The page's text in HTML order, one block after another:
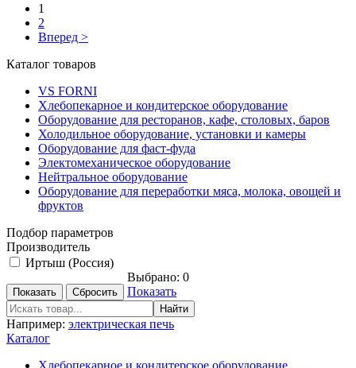
1
2
Вперед >
Каталог товаров
VS FORNI
Хлебопекарное и кондитерское оборудование
Оборудование для ресторанов, кафе, столовых, баров
Холодильное оборудование, установки и камеры
Оборудование для фаст-фуда
Электомеханическое оборудование
Нейтральное оборудование
Оборудование для переработки мяса, молока, овощей и
фруктов
Подбор параметров
Производитель
Иртыш (Россия)
Выбрано: 0
Показать
Например: электрическая печь
Каталог
Хлебопекарное и кондитерское оборудование